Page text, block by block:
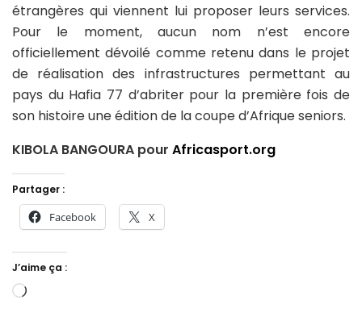
étrangères qui viennent lui proposer leurs services.
Pour le moment, aucun nom n’est encore
officiellement dévoilé comme retenu dans le projet
de réalisation des infrastructures permettant au
pays du Hafia 77 d’abriter pour la première fois de
son histoire une édition de la coupe d’Afrique seniors.
KIBOLA BANGOURA pour Africasport.org
Partager :
Facebook X
J’aime ça :
Chargement…